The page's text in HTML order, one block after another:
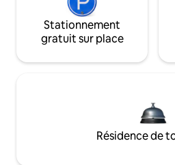
Stationnement
gratuit sur place
Résidence de